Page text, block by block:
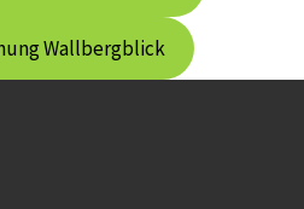
Wallbergblick